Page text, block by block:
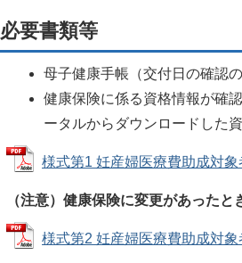
必要書類等
母子健康手帳（交付日の確認の
健康保険に係る資格情報が確
ータルからダウンロードした
様式第1 妊産婦医療費助成対
（注意）健康保険に変更があったと
様式第2 妊産婦医療費助成対